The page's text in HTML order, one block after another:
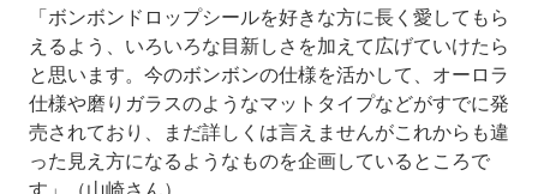
「ボンボンドロップシールを好きな方に長く愛してもら
えるよう、いろいろな目新しさを加えて広げていけたら
と思います。今のボンボンの仕様を活かして、オーロラ
仕様や磨りガラスのようなマットタイプなどがすでに発
売されており、まだ詳しくは言えませんがこれからも違
った見え方になるようなものを企画しているところで
す」（山崎さん）